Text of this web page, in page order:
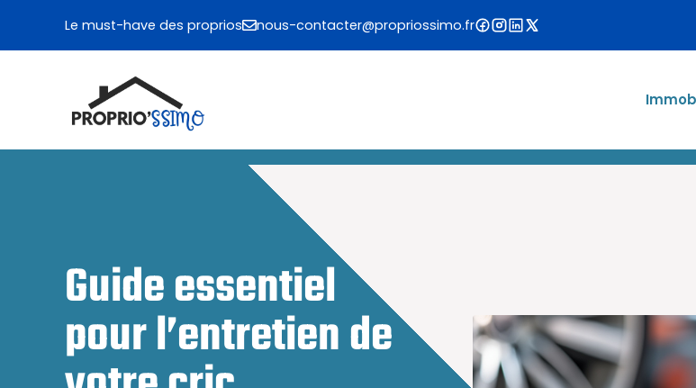
contenu
Le must-have des proprios nous-contacter@propriossimo.fr
Guide essentiel
pour l’entretien de